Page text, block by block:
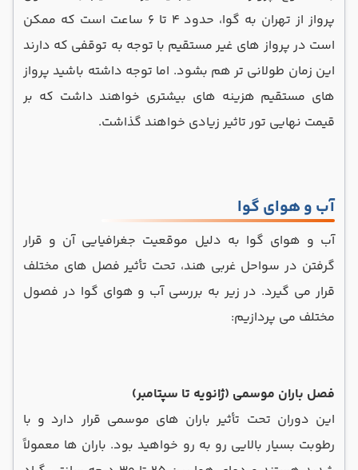
پرواز از تهران به گوا، حدود 4 تا 6 ساعت است که ممکن
است در پرواز های غیر مستقیم با توجه به توقفی که دارند
این زمان طولانی تر هم بشود. اما توجه داشته باشید پرواز
های مستقیم هزینه های بیشتری خواهند داشت که بر
قیمت نهایی تور تاثیر زیادی خواهند گذاشت.
آب و هوای گوا
آب‌ و هوای گوا به دلیل موقعیت جغرافیایی آن و قرار
گرفتن در سواحل غربی هند، تحت تأثیر فصل ‌های مختلف
قرار می‌ گیرد. در زیر به بررسی آب‌ و هوای گوا در فصول
مختلف می ‌پردازیم:
فصل باران موسمی (ژانویه تا سپتامبر)
این دوران تحت تأثیر باران‌ های موسمی قرار دارد و با
رطوبت بسیار بالایی رو به رو خواهید بود. باران ‌ها معمولاً